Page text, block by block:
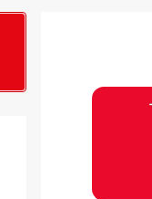
&
&